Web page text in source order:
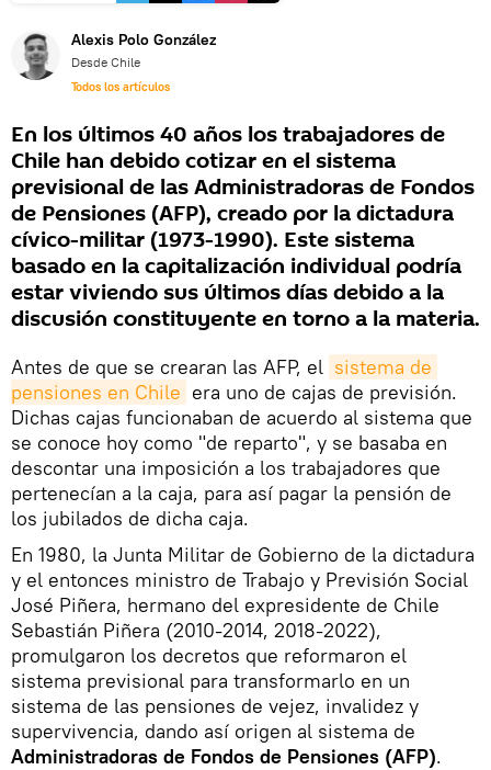
Alexis Polo González
Desde Chile
Todos los artículos
En los últimos 40 años los trabajadores de
Chile han debido cotizar en el sistema
previsional de las Administradoras de Fondos
de Pensiones (AFP), creado por la dictadura
cívico-militar (1973-1990). Este sistema
basado en la capitalización individual podría
estar viviendo sus últimos días debido a la
discusión constituyente en torno a la materia.
Antes de que se crearan las AFP, el sistema de
pensiones en Chile era uno de cajas de previsión.
Dichas cajas funcionaban de acuerdo al sistema que
se conoce hoy como "de reparto", y se basaba en
descontar una imposición a los trabajadores que
pertenecían a la caja, para así pagar la pensión de
los jubilados de dicha caja.
En 1980, la Junta Militar de Gobierno de la dictadura
y el entonces ministro de Trabajo y Previsión Social
José Piñera, hermano del expresidente de Chile
Sebastián Piñera (2010-2014, 2018-2022),
promulgaron los decretos que reformaron el
sistema previsional para transformarlo en un
sistema de las pensiones de vejez, invalidez y
supervivencia, dando así origen al sistema de
Administradoras de Fondos de Pensiones (AFP).